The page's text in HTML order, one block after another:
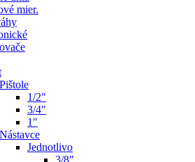
mier.
Pištole
1/2"
3/4"
1"
Nástavce
Jednotlivo
3/8"